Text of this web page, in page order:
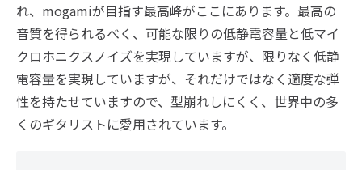
れ、mogamiが目指す最高峰がここにあります。最高の
音質を得られるべく、可能な限りの低静電容量と低マイ
クロホニクスノイズを実現していますが、限りなく低静
電容量を実現していますが、それだけではなく適度な弾
性を持たせていますので、型崩れしにくく、世界中の多
くのギタリストに愛用されています。